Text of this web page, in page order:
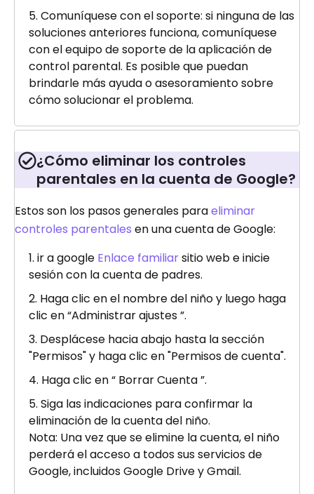
Comuníquese con el soporte: si ninguna de las
soluciones anteriores funciona, comuníquese
con el equipo de soporte de la aplicación de
control parental. Es posible que puedan
brindarle más ayuda o asesoramiento sobre
cómo solucionar el problema.
¿Cómo eliminar los controles
parentales en la cuenta de Google?
Estos son los pasos generales paraeliminar
controles parentales en una cuenta de Google:
ir a google Enlace familiarsitio web e inicie
sesión con la cuenta de padres.
Haga clic en el nombre del niño y luego haga
clic en “Administrar ajustes ”.
Desplácese hacia abajo hasta la sección
"Permisos" y haga clic en "Permisos de cuenta".
Haga clic en “ Borrar Cuenta ”.
Siga las indicaciones para confirmar la
eliminación de la cuenta del niño.
Nota: Una vez que se elimine la cuenta, el niño
perderá el acceso a todos sus servicios de
Google, incluidos Google Drive y Gmail.